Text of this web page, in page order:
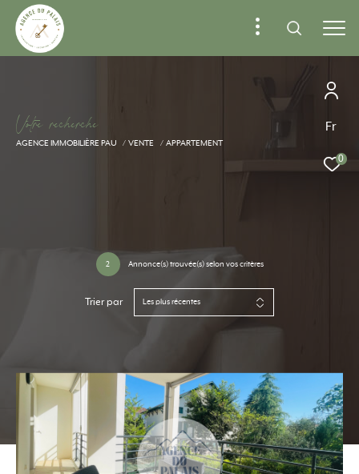
Fr
0
Votre recherche
AGENCE IMMOBILIÈRE PAU VENTE APPARTEMENT
2 Annonce(s) trouvée(s) selon vos critères
Trier par Les plus récentes